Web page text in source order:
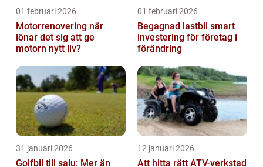
01 februari 2026
Motorrenovering när
lönar det sig att ge
motorn nytt liv?
01 februari 2026
Begagnad lastbil smart
investering för företag i
förändring
31 januari 2026
Golfbil till salu: Mer än
12 januari 2026
Att hitta rätt ATV-verkstad